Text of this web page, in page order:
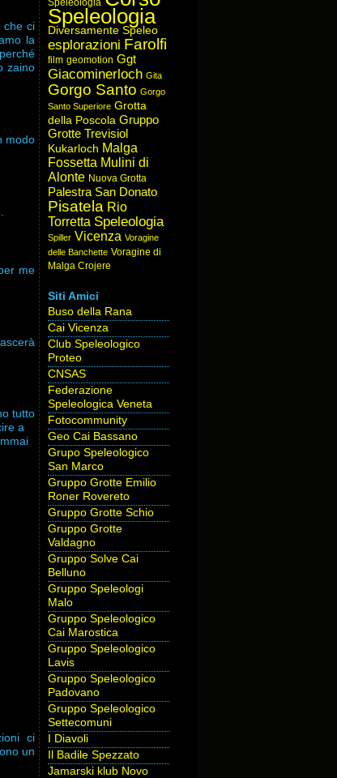
che ci
la
zaino
modo
me
tutto
a
ci
un
Speleologia
Speleologia
Diversamente Speleo
esplorazioni Farolfi
film geomotion Ggt
Giacominerloch Gita
Gorgo Santo Gorgo
Santo Superiore Grotta
della Poscola Gruppo
Grotte Trevisiol
Kukarloch Malga
Fossetta Mulini di
Alonte Nuova Grotta
Palestra San Donato
Pisatela Rio
Torretta Speleologia
Spiller Vicenza Voragine
delle Banchette Voragine di
Malga Crojere
Siti Amici
Buso della Rana
Cai Vicenza
Club Speleologico
Proteo
CNSAS
Federazione
Speleologica Veneta
Fotocommunity
Geo Cai Bassano
Grupo Speleologico
San Marco
Gruppo Grotte Emilio
Roner Rovereto
Gruppo Grotte Schio
Gruppo Grotte
Valdagno
Gruppo Solve Cai
Belluno
Gruppo Speleologi
Malo
Gruppo Speleologico
Cai Marostica
Gruppo Speleologico
Lavis
Gruppo Speleologico
Padovano
Gruppo Speleologico
Settecomuni
I Diavoli
Il Badile Spezzato
Jamarski klub Novo